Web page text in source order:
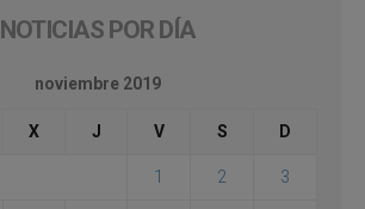
NOTICIAS POR DÍA
noviembre 2019
X J V S D
1 2 3